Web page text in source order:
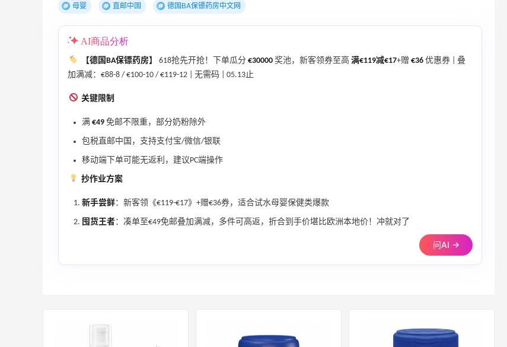
母婴 直邮中国 德国BA保镖药房中文网
AI商品分析
【德国BA保镖药房】 618抢先开抢！下单瓜分 €30000 奖池，新客领券至高 满€119减€17+赠 €36 优惠券 | 叠
加满减：€88-8 / €100-10 / €119-12 | 无需码 | 05.13止
关键限制
满 €49 免邮不限重，部分奶粉除外
包税直邮中国，支持支付宝/微信/银联
移动端下单可能无返利，建议PC端操作
抄作业方案
新手尝鲜：新客领《€119-€17》+赠€36券，适合试水母婴保健类爆款
囤货王者：凑单至€49免邮叠加满减，多件可高返，折合到手价堪比欧洲本地价！冲就对了
问AI →
最高2%返利
6028人成功下单
Biōkreativ
54人获得返利
最高2%返利
5134人获得返利
最高3%返利
62人获得返利
6%返利